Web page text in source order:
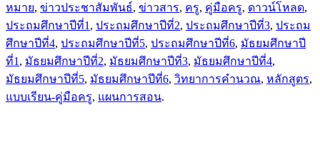
หมาย, ข่าวประชาสัมพันธ์, ข่าวสาร, ครู, คู่มือครู, ดาวน์โหลด,
ประถมศึกษาปีที่1 , ประถมศึกษาปีที่2, ประถมศึกษาปีที่3, ประถม
ศึกษาปีที่4, ประถมศึกษาปีที่5, ประถมศึกษาปีที่6, มัธยมศึกษาปี
ที่1 , มัธยมศึกษาปีที่2, มัธยมศึกษาปีที่3, มัธยมศึกษาปีที่4,
มัธยมศึกษาปีที่5, มัธยมศึกษาปีที่6, วิทยาการคำนวณ, หลักสูตร,
แบบเรียน-คู่มือครู, แผนการสอน.